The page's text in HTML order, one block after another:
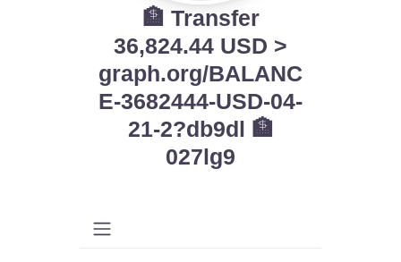
🏦 Transfer
36,824.44 USD >
graph.org/BALANC
E-3682444-USD-04-
21-2?db9dl 🏦
027lg9